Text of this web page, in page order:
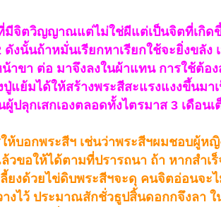
มีจิตวิญญาณแต่ไม่ใช่ผีแต่เป็นจิตที่เกิด
ดังนั้นถ้าหมั่นเรียกหาเรียกใช้จะยิ่งขลั
าขา ต่อ มาจึงลงในผ้าแทน การใช้ต้อ
แย้มได้ให้สร้างพระสีสะแรงแงงขึ้นมา
ปลุกเสกเองตลอดทั้งไตรมาส 3 เดือนเ
ห้บอกพระสีฯ เช่นว่าพระสีฯผมชอบผู้ห
ล้วขอให้ได้ตามที่ปรารถนา ถ้า หากสำเ
ยงด้วยไข่ดิบพระสีฯจะดุ คนจิตอ่อนจะ
ไว้ ประมาณสักชั่วธูปสิ้นดอกกจึงลา ใ